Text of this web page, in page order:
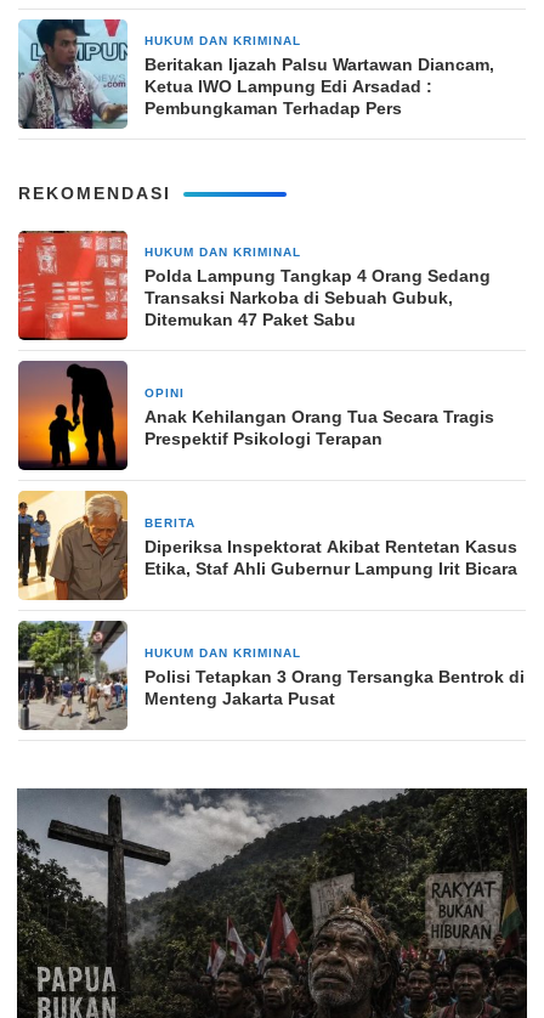
HUKUM DAN KRIMINAL
Beritakan Ijazah Palsu Wartawan Diancam,
Ketua IWO Lampung Edi Arsadad :
Pembungkaman Terhadap Pers
REKOMENDASI
HUKUM DAN KRIMINAL
Polda Lampung Tangkap 4 Orang Sedang
Transaksi Narkoba di Sebuah Gubuk,
Ditemukan 47 Paket Sabu
OPINI
Anak Kehilangan Orang Tua Secara Tragis
Prespektif Psikologi Terapan
BERITA
Diperiksa Inspektorat Akibat Rentetan Kasus
Etika, Staf Ahli Gubernur Lampung Irit Bicara
HUKUM DAN KRIMINAL
Polisi Tetapkan 3 Orang Tersangka Bentrok di
Menteng Jakarta Pusat